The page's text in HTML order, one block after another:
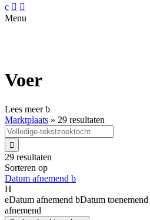
c  
Menu
Voer
Lees meerb
Marktplaats » 29 resultaten

29 resultaten
Sorteren op
Datum afnemend b
H
eDatum afnemend bDatum toenemend
afnemend